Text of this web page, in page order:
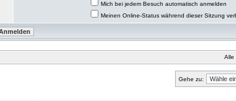
Mich bei jedem Besuch automatisch anmelden
Meinen Online-Status während dieser Sitzung
Alle
Gehe zu: